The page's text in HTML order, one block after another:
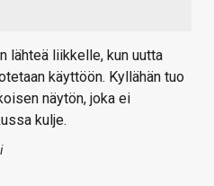
lähteä liikkelle, kun uutta
käyttöön. Kyllähän tuo
näytön, joka ei
kulje.